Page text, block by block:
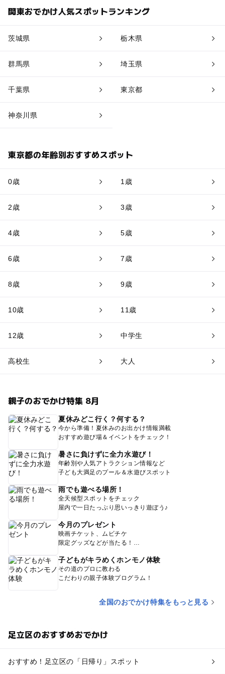
関東おでかけ人気スポットランキング
茨城県 栃木県
群馬県 埼玉県
千葉県 東京都
神奈川県
東京都の年齢別おすすめスポット
0歳 1歳
2歳 3歳
4歳 5歳
6歳 7歳
8歳 9歳
10歳 11歳
12歳 中学生
高校生 大人
親子のおでかけ特集 8月
夏休みどこ行く？何する？
今から準備！夏休みのお出かけ情報満載
おすすめ遊び場＆イベントをチェック！
暑さに負けずに全力水遊び！
年齢別や人気アトラクション情報など
子ども大満足のプール＆水遊びスポット
雨でも遊べる場所！
全天候型スポットをチェック
屋内で一日たっぷり思いっきり遊ぼう♪
今月のプレゼント
映画チケット、ムビチケ
限定グッズなどが当たる！
子どもがキラめくホンモノ体験
その道のプロに教わる
こだわりの親子体験プログラム！
全国のおでかけ特集をもっと見る
足立区のおすすめおでかけ
おすすめ！足立区の「日帰り」スポット